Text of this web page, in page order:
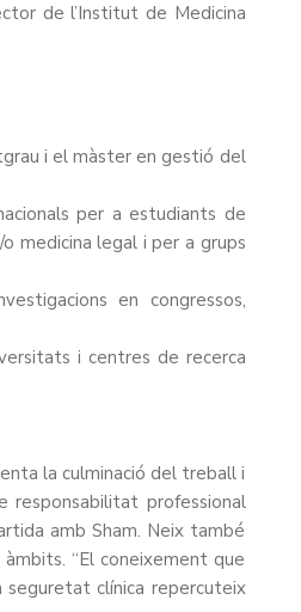
de l’Institut de Medicina
i el màster en gestió del
per a estudiants de
medicina legal i per a grups
en congressos,
i centres de recerca
la culminació del treball i
responsabilitat professional
amb Sham. Neix també
“El coneixement que
seguretat clínica repercuteix